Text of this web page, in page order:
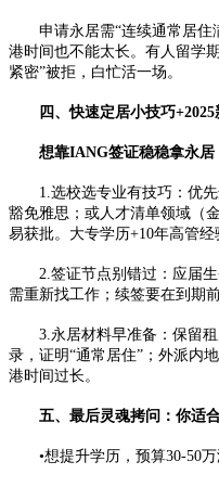
申请永居需“连续通常居住
港时间也不能太长。有人留学
紧密”被拒，白忙活一场。
四、快速定居小技巧+2025
想靠IANG签证稳稳拿永居
1.选校选专业有技巧：优先
豁免雅思；或人才清单领域（
易获批。大专学历+10年高管
2.签证节点别错过：应届生
需重新找工作；续签要在到期
3.永居材料早准备：保留租
录，证明“通常居住”；外派内
港时间过长。
五、最后灵魂拷问：你适合
•想提升学历，预算30-50万